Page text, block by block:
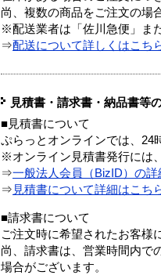
尚、複数の商品をご注文の場
※配送業者は「佐川急便」ま
⇒配送について詳しくはこち
見積書・請求書・納品書等
■見積書について
ぷらっとオンラインでは、24
※オンライン見積書発行には
⇒一般法人会員（BizID）の詳
⇒ 見積書について詳細はこち
■請求書について
ご注文時に希望されたお客様
尚、請求書は、営業時間内で
場合がございます。